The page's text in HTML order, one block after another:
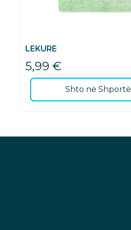
LEKURE
5,99 €
Shto në Shportë